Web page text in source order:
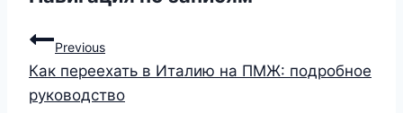
Previous
Как переехать в Италию на ПМЖ: подробное
руководство